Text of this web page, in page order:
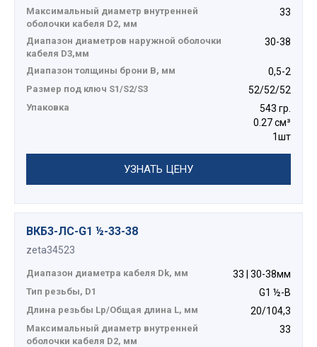
Максимальный диаметр внутренней
оболочки кабеля D2, мм
33
Диапазон диаметров наружной оболочки
кабеля D3,мм
30-38
Диапазон толщины брони В, мм 0,5-2
Размер под ключ S1/S2/S3 52/52/52
Упаковка
543 гр.
0.27 см³
1шт
УЗНАТЬ ЦЕНУ
ВКБ3-ЛС-G1 ½-33-38
zeta34523
Диапазон диаметра кабеля Dk, мм 33 | 30-38мм
Тип резьбы, D1 G1 ½-B
Длина резьбы Lp/Общая длина L, мм 20/104,3
Максимальный диаметр внутренней
оболочки кабеля D2, мм
33